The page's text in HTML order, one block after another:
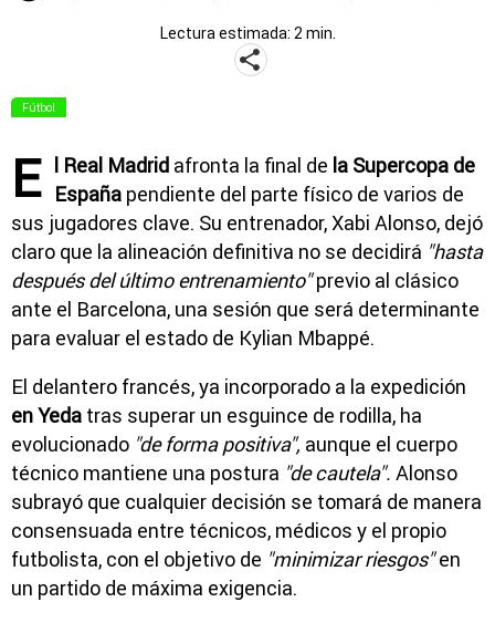
Lectura estimada: 2 min.
Fútbol
E l Real Madrid afronta la final de la Supercopa de
España pendiente del parte físico de varios de
sus jugadores clave. Su entrenador, Xabi Alonso, dejó
claro que la alineación definitiva no se decidirá "hasta
después del último entrenamiento"previo al clásico
ante el Barcelona, una sesión que será determinante
para evaluar el estado de Kylian Mbappé.
El delantero francés, ya incorporado a la expedición
en Yeda tras superar un esguince de rodilla, ha
evolucionado "de forma positiva", aunque el cuerpo
técnico mantiene una postura "de cautela". Alonso
subrayó que cualquier decisión se tomará de manera
consensuada entre técnicos, médicos y el propio
futbolista, con el objetivo de "minimizar riesgos"en
un partido de máxima exigencia.